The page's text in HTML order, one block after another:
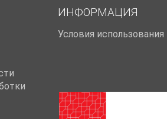
ИНФОРМАЦИЯ
Условия использования